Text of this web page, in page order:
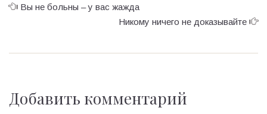
Вы не больны – у вас жажда
Никому ничего не доказывайте
Добавить комментарий